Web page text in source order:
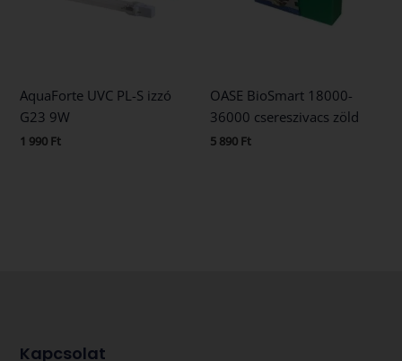
AquaForte UVC PL-S izzó
G23 9W
1 990 Ft
OASE BioSmart 18000-
36000 csereszivacs zöld
5 890 Ft
Kapcsolat